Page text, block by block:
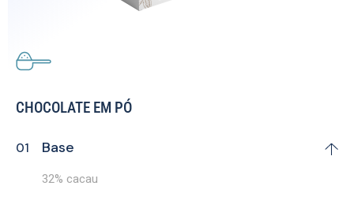
CHOCOLATE EM PÓ
Base
32% cacau